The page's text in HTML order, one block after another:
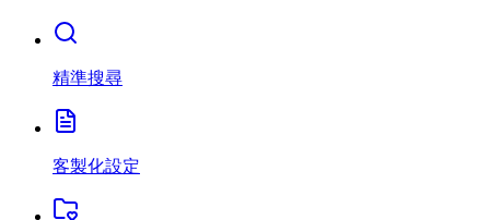
精準搜尋
客製化設定